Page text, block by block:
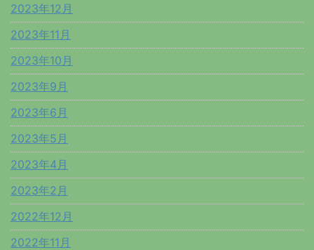
2023年12月
2023年11月
2023年10月
2023年9月
2023年6月
2023年5月
2023年4月
2023年2月
2022年12月
2022年11月